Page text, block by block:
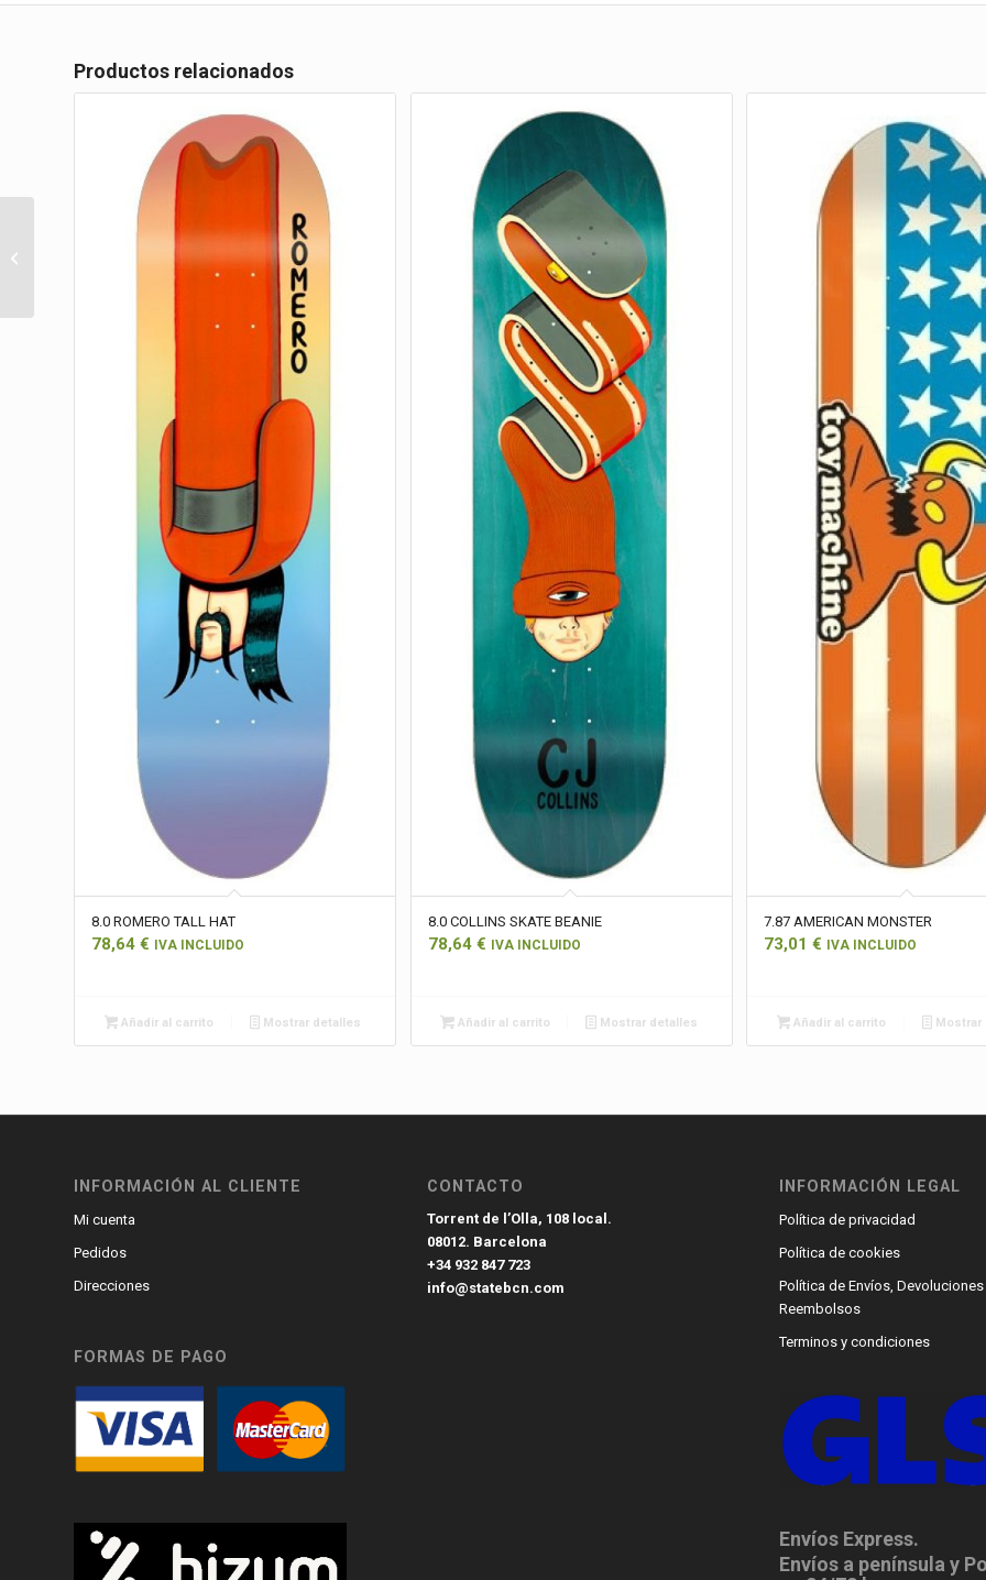
Productos relacionados
8.0 ROMERO TALL HAT
78,64 € IVA INCLUIDO
Añadir al carrito Mostrar detalles
8.0 COLLINS SKATE BEANIE
78,64 € IVA INCLUIDO
Añadir al carrito Mostrar detalles
7.87 AMERICAN MONSTER
73,01€ IVA INCLUIDO
Añadir al carrito Mostrar
INFORMACIÓN AL CLIENTE
Mi cuenta
Pedidos
Direcciones
FORMAS DE PAGO
CONTACTO
Torrent de l’Olla, 108 local.
08012. Barcelona
+34 932 847 723
info@statebcn.com
INFORMACIÓN LEGAL
Política de privacidad
Política de cookies
Política de Envíos, Devoluciones
Reembolsos
Terminos y condiciones
Envíos Express.
Envíos a península y
Worthington Messenger